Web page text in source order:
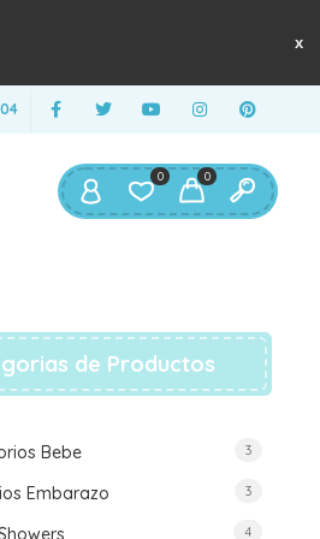
0
0
de Productos
Bebe 3
Embarazo 3
4